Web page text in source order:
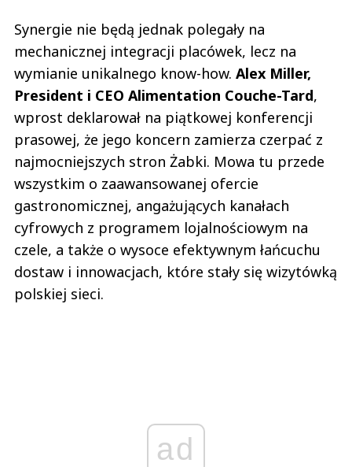
Synergie nie będą jednak polegały na
mechanicznej integracji placówek, lecz na
wymianie unikalnego know-how. Alex Miller,
President i CEO Alimentation Couche-Tard,
wprost deklarował na piątkowej konferencji
prasowej, że jego koncern zamierza czerpać z
najmocniejszych stron Żabki. Mowa tu przede
wszystkim o zaawansowanej ofercie
gastronomicznej, angażujących kanałach
cyfrowych z programem lojalnościowym na
czele, a także o wysoce efektywnym łańcuchu
dostaw i innowacjach, które stały się wizytówką
polskiej sieci.
ad